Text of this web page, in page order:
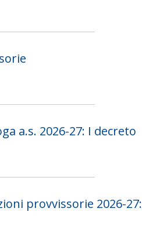
a.s. 2026-27: I decreto
provvissorie 2026-27: